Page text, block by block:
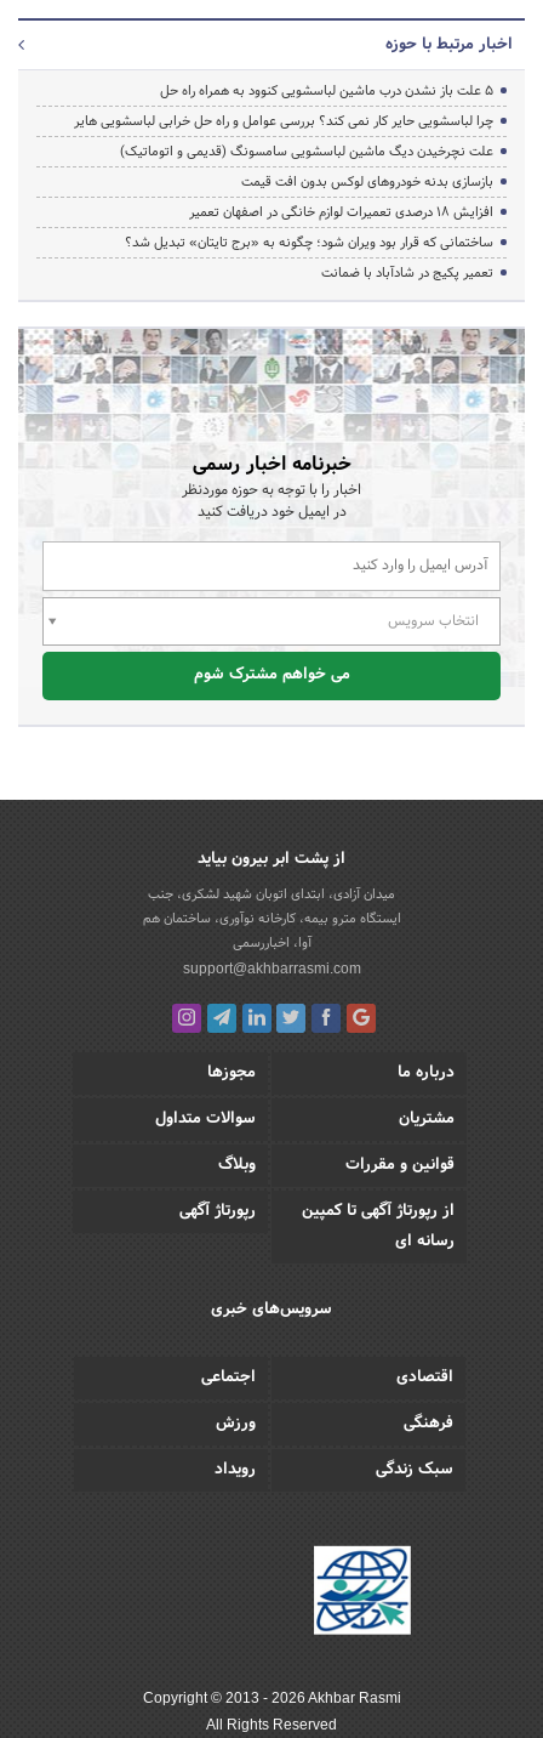
اخبار مرتبط با حوزه
5 علت باز نشدن درب ماشین لباسشویی کنوود به همراه راه حل
چرا لباسشویی حایر کار نمی کند؟ بررسی عوامل و راه حل خرابی لباسشویی هایر
علت نچرخیدن دیگ ماشین لباسشویی سامسونگ (قدیمی و اتوماتیک)
بازسازی بدنه خودروهای لوکس بدون افت قیمت
افزایش ۱۸ درصدی تعمیرات لوازم خانگی در اصفهان تعمیر
ساختمانی که قرار بود ویران شود؛ چگونه به «برج تایتان» تبدیل شد؟
تعمیر پکیج در شادآباد با ضمانت
خبرنامه اخبار رسمی
اخبار را با توجه به حوزه موردنظر
در ایمیل خود دریافت کنید
انتخاب سرویس
می خواهم مشترک شوم
از پشت ابر بیرون بیاید
میدان آزادی، ابتدای اتوبان شهید لشکری، جنب
ایستگاه مترو بیمه، کارخانه نوآوری، ساختمان هم
آوا، اخباررسمی
support@akhbarrasmi.com
درباره ما
مجوزها
مشتریان
سوالات متداول
قوانین و مقررات
وبلاگ
از رپورتاژ آگهی تا کمپین
رسانه ای
رپورتاژ آگهی
سرویس‌های خبری
اقتصادی
اجتماعی
فرهنگی
ورزش
سبک زندگی
رویداد
Copyright © 2013 - 2026 Akhbar Rasmi
All Rights Reserved